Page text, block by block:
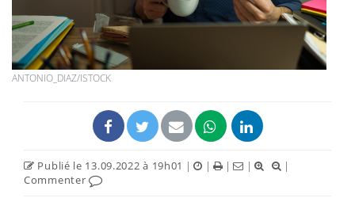
ANTONIO_DIAZ/ISTOCK
Publié le 13.09.2022 à 19h01 | | | |
|
Commenter